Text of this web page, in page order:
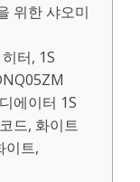
위한 샤오미
터, 1S
에이터 1S
드, 화이트
이트,